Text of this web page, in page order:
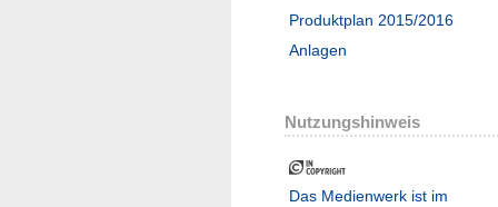
Produktplan 2015/2016
Anlagen
Nutzungshinweis
Das Medienwerk ist im